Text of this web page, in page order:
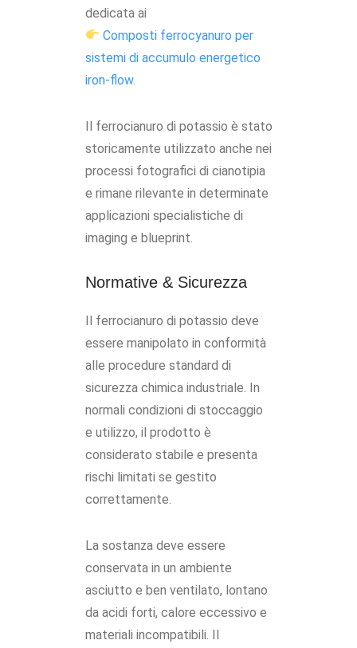
dedicata ai
Composti ferrocyanuro per
sistemi di accumulo energetico
iron-flow.
Il ferrocianuro di potassio è stato
storicamente utilizzato anche nei
processi fotografici di cianotipia
e rimane rilevante in determinate
applicazioni specialistiche di
imaging e blueprint.
Normative & Sicurezza
Il ferrocianuro di potassio deve
essere manipolato in conformità
alle procedure standard di
sicurezza chimica industriale. In
normali condizioni di stoccaggio
e utilizzo, il prodotto è
considerato stabile e presenta
rischi limitati se gestito
correttamente.
La sostanza deve essere
conservata in un ambiente
asciutto e ben ventilato, lontano
da acidi forti, calore eccessivo e
materiali incompatibili. Il